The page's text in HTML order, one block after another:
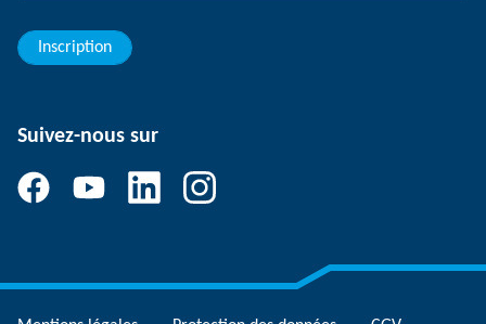
ElèvesInscription
Suivez-nous sur